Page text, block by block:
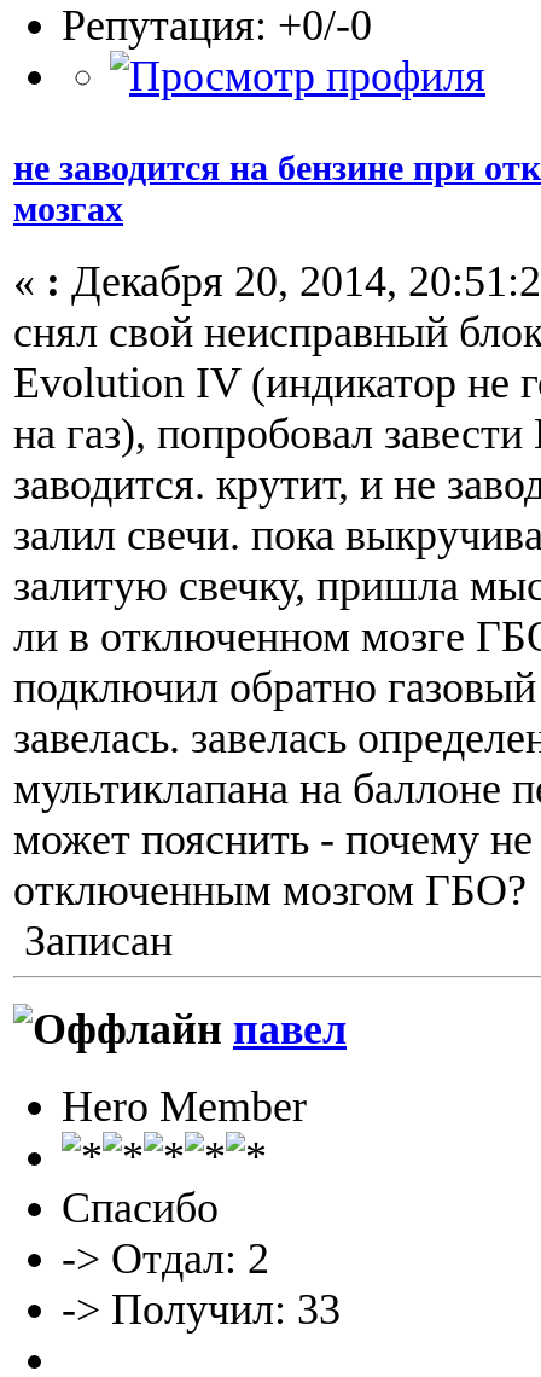
Репутация: +0/-0
не заводится на бензине при
мозгах
« : Декабря 20, 2014,
снял свой неисправный
Evolution IV (индикатор не
на газ), попробовал
заводится. крутит, и не
залил свечи. пока
залитую свечку, пришла
ли в отключенном мозге
подключил обратно
завелась. завелась
мультиклапана на баллоне
может пояснить - почему не
отключенным мозгом ГБО?
Записан
павел
Hero Member
Спасибо
-> Отдал: 2
-> Получил: 33